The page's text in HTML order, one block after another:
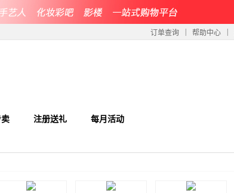
订单查询 帮助中心
注册送礼 每月活动